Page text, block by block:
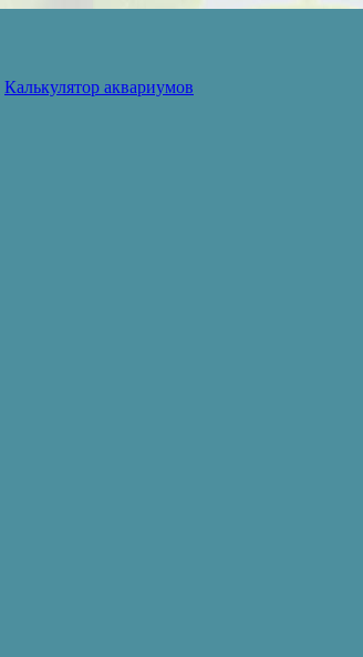
Калькулятор аквариумов